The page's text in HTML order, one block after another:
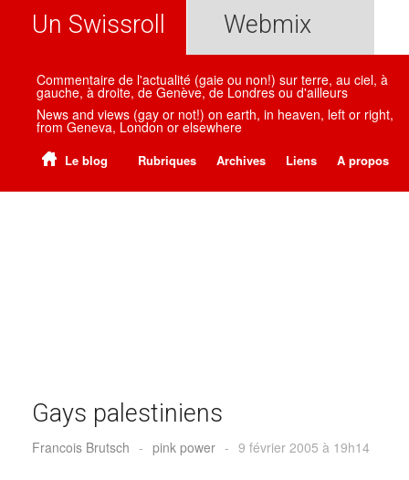
Un Swissroll Webmix
Commentaire de l'actualité (gaie ou non!) sur terre, au ciel, à
gauche, à droite, de Genève, de Londres ou d'ailleurs
News and views (gay or not!) on earth, in heaven, left or right,
from Geneva, London or elsewhere
Le blog Rubriques Archives Liens A propos
Gays palestiniens
Francois Brutsch - pink power - 9 février 2005 à 19h14